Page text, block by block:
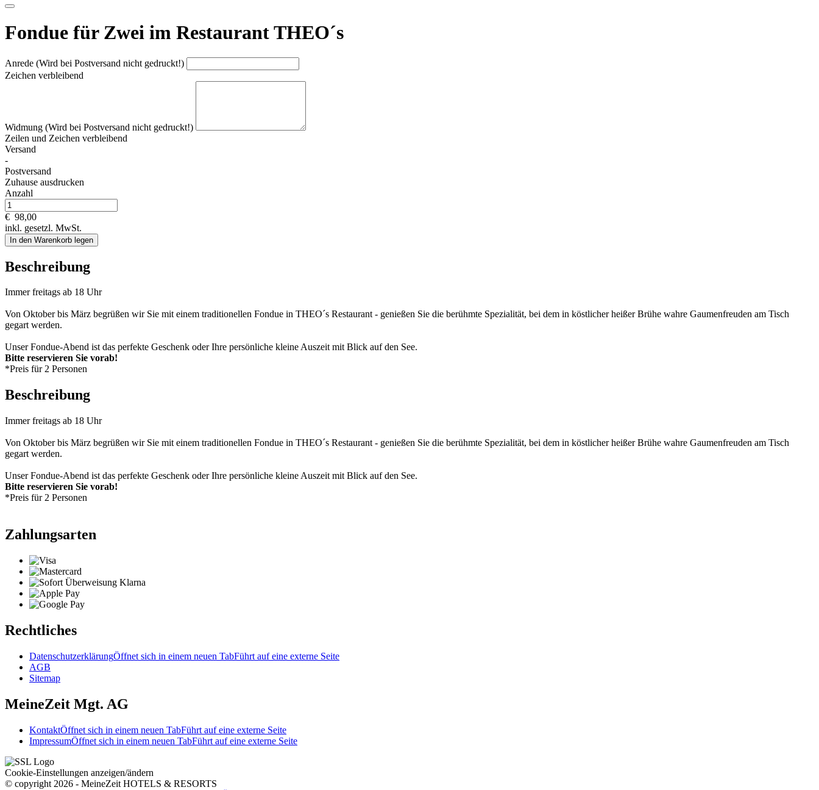
Fondue für Zwei im Restaurant THEO´s
Anrede (Wird bei Postversand nicht gedruckt!)
Zeichen verbleibend
Widmung (Wird bei Postversand nicht gedruckt!)
Zeilen und Zeichen verbleibend
Versand
-
Postversand
Zuhause ausdrucken
Anzahl
€ 98,00
inkl. gesetzl. MwSt.
In den Warenkorb legen
Beschreibung
Immer freitags ab 18 Uhr
Von Oktober bis März begrüßen wir Sie mit einem traditionellen Fondue in THEO´s Restaurant - genießen Sie die berühmte Spezialität, bei dem in köstlicher heißer Brühe wahre Gaumenfreuden am Tisch
gegart werden.
Unser Fondue-Abend ist das perfekte Geschenk oder Ihre persönliche kleine Auszeit mit Blick auf den See.
Bitte reservieren Sie vorab!
*Preis für 2 Personen
Beschreibung
Immer freitags ab 18 Uhr
Von Oktober bis März begrüßen wir Sie mit einem traditionellen Fondue in THEO´s Restaurant - genießen Sie die berühmte Spezialität, bei dem in köstlicher heißer Brühe wahre Gaumenfreuden am Tisch
gegart werden.
Unser Fondue-Abend ist das perfekte Geschenk oder Ihre persönliche kleine Auszeit mit Blick auf den See.
Bitte reservieren Sie vorab!
*Preis für 2 Personen
Zahlungsarten
Rechtliches
DatenschutzerklärungÖffnet sich in einem neuen TabFührt auf eine externe Seite
AGB
Sitemap
MeineZeit Mgt. AG
KontaktÖffnet sich in einem neuen TabFührt auf eine externe Seite
ImpressumÖffnet sich in einem neuen TabFührt auf eine externe Seite
Cookie-Einstellungen anzeigen/ändern
© copyright 2026 - MeineZeit HOTELS & RESORTS